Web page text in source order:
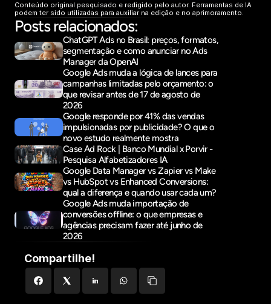
Conteúdo original pesquisado e redigido pelo autor. Ferramentas de IA
podem ter sido utilizadas para auxiliar na edição e no aprimoramento.
Posts relacionados:
ChatGPT Ads no Brasil: preços, formatos,
segmentação e como anunciar no Ads
Manager da OpenAI
Google Ads muda a lógica de lances para
campanhas limitadas pelo orçamento: o
que revisar antes de 17 de agosto de
2026
Google responde por 41% das vendas
impulsionadas por publicidade? O que o
novo estudo realmente mostra
Case Ad Rock | Banco Mundial x Porvir -
Pesquisa Alfabetizadores IA
Google Data Manager vs Zapier vs Make
vs HubSpot vs Enhanced Conversions:
qual a diferença e quando usar cada um?
Google Ads muda importação de
conversões offline: o que empresas e
agências precisam fazer até junho de
2026
Compartilhe!